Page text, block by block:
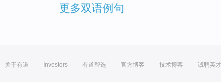
更多双语例句
关于有道 Investors 有道智选 官方博客 技术博客 诚聘英才